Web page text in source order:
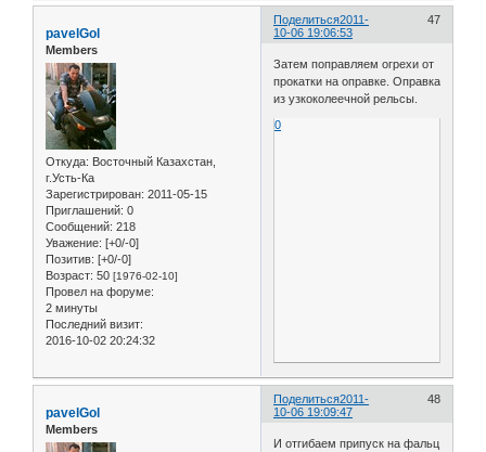
Поделиться 47
2011-
10-06 19:06:53
pavelGol
Members
Откуда: Восточный Казахстан,
г.Усть-Ка
Зарегистрирован: 2011-05-15
Приглашений: 0
Сообщений: 218
Уважение: [+0/-0]
Позитив: [+0/-0]
Возраст: 50 [1976-02-10]
Провел на форуме:
2 минуты
Последний визит:
2016-10-02 20:24:32
Затем поправляем огрехи от
прокатки на оправке. Оправка
из узкоколеечной рельсы.
0
Поделиться 48
2011-
10-06 19:09:47
pavelGol
Members
И отгибаем припуск на фальц